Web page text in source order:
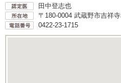
田中登志也
〒180-0004 武蔵野市吉祥
0422-23-1715